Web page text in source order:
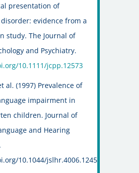
presentation of
evidence from a
study. The Journal of
and Psychiatry.
10.1111/jcpp.12573
al. (1997) Prevalence of
impairment in
children. Journal of
and Hearing
10.1044/jslhr.4006.1245